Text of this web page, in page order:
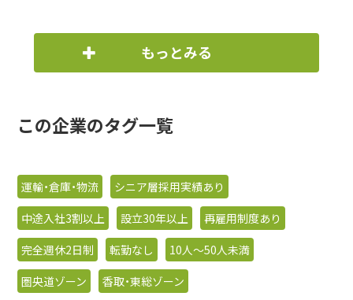
もっとみる
この企業のタグ一覧
運輸・倉庫・物流
シニア層採用実績あり
中途入社3割以上
設立30年以上
再雇用制度あり
完全週休2日制
転勤なし
10人〜50人未満
圏央道ゾーン
香取・東総ゾーン